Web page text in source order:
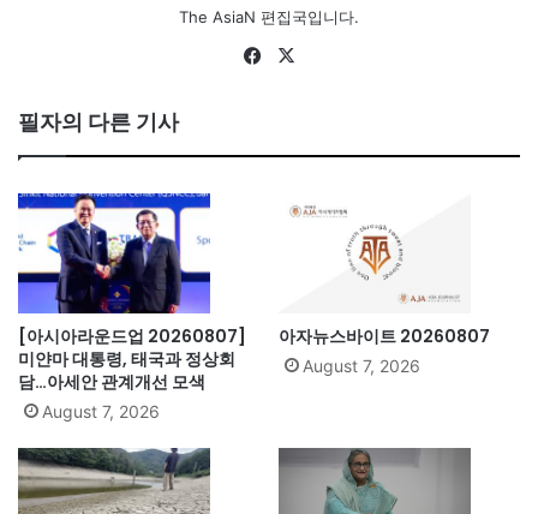
The AsiaN 편집국입니다.
Fa
필자의 다른 기사
[아시아라운드업 20260807]
미얀마 대통령, 태국과 정상회
담…아세안 관계개선 모색
August 7, 2026
아자뉴스바이트 20260807
August 7, 2026